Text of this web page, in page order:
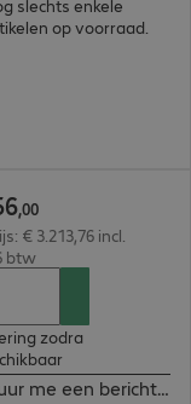
slechts enkele
op voorraad.
,00
€ 3.213,76 incl.
btw
zodra
me een bericht